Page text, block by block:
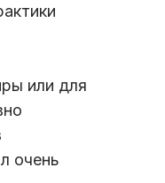
или для
очень